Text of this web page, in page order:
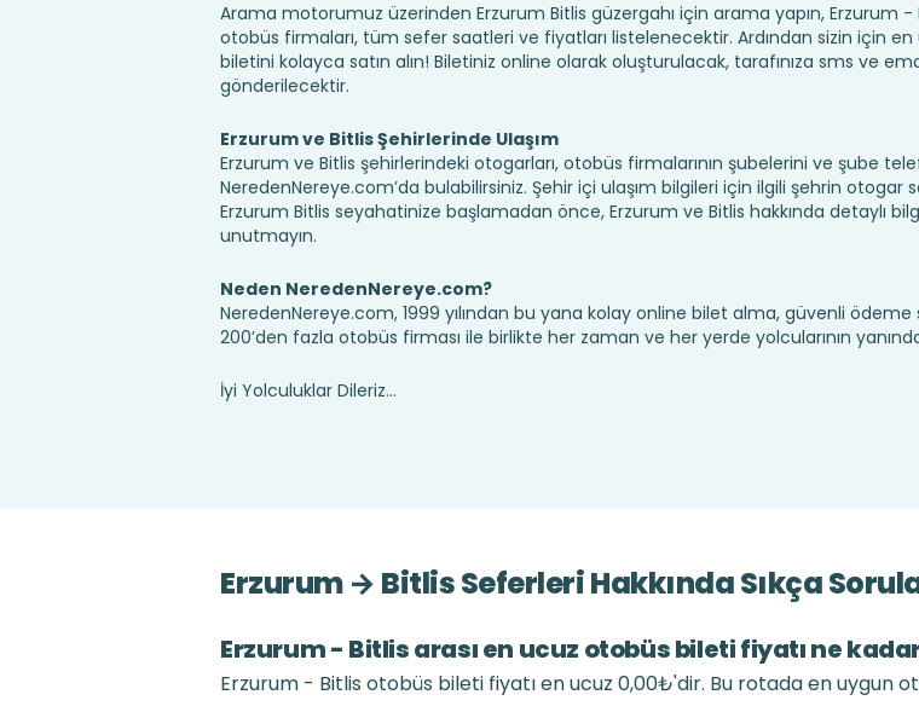
Arama motorumuz üzerinden Erzurum Bitlis güzergahı için arama yapın, Erzurum -
otobüs firmaları, tüm sefer saatleri ve fiyatları listelenecektir. Ardından sizin için
biletini kolayca satın alın! Biletiniz online olarak oluşturulacak, tarafınıza sms ve
gönderilecektir.
Erzurum ve Bitlis Şehirlerinde Ulaşım
Erzurum ve Bitlis şehirlerindeki otogarları, otobüs firmalarının şubelerini ve şube
NeredenNereye.com’da bulabilirsiniz. Şehir içi ulaşım bilgileri için ilgili şehrin otogar
Erzurum Bitlis seyahatinize başlamadan önce, Erzurum ve Bitlis hakkında detaylı
unutmayın.
Neden NeredenNereye.com?
NeredenNereye.com, 1999 yılından bu yana kolay online bilet alma, güvenli
200’den fazla otobüs firması ile birlikte her zaman ve her yerde yolcularının
İyi Yolculuklar Dileriz...
Erzurum → Bitlis Seferleri Hakkında Sıkça
Erzurum - Bitlis arası en ucuz otobüs bileti fiyatı ne
Erzurum - Bitlis otobüs bileti fiyatı en ucuz 0,00₺'dir. Bu rotada en uygun